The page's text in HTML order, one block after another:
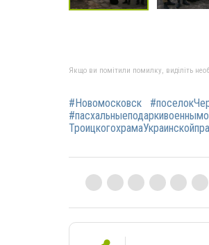
Якщо ви помітили помилку, виділіть
#Новомосковск